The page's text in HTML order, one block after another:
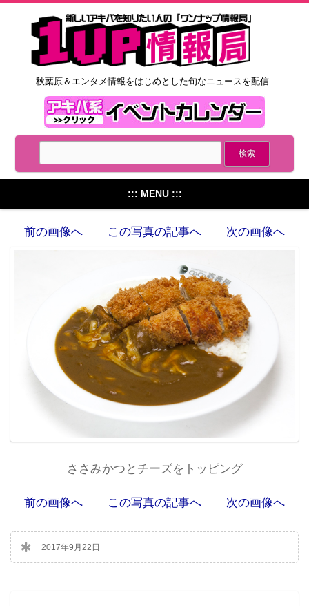
秋葉原＆エンタメ情報をはじめとした旬なニュースを配信
::: MENU :::
前の画像へ この写真の記事へ 次の画像へ
ささみかつとチーズをトッピング
前の画像へ この写真の記事へ 次の画像へ
2017年9月22日